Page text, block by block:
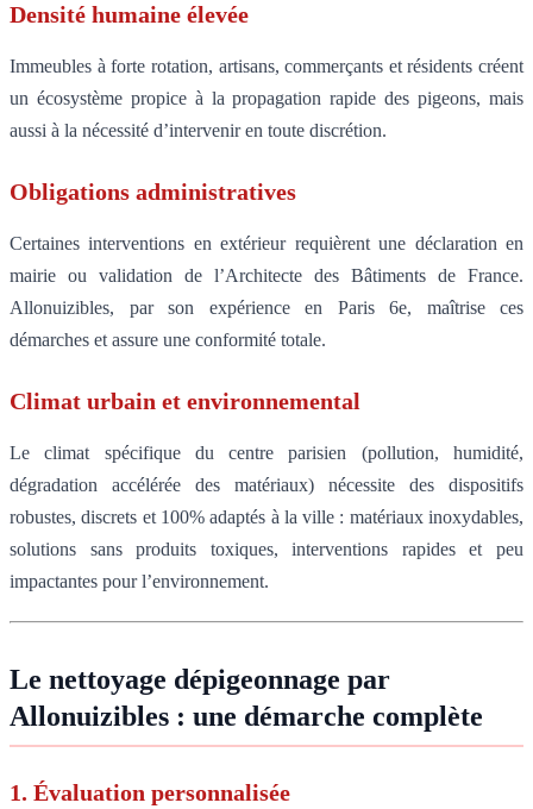
Densité humaine élevée
Immeubles à forte rotation, artisans, commerçants et résidents créent
un écosystème propice à la propagation rapide des pigeons, mais
aussi à la nécessité d’intervenir en toute discrétion.
Obligations administratives
Certaines interventions en extérieur requièrent une déclaration en
mairie ou validation de l’Architecte des Bâtiments de France.
Allonuizibles, par son expérience en Paris 6e, maîtrise ces
démarches et assure une conformité totale.
Climat urbain et environnemental
Le climat spécifique du centre parisien (pollution, humidité,
dégradation accélérée des matériaux) nécessite des dispositifs
robustes, discrets et 100% adaptés à la ville : matériaux inoxydables,
solutions sans produits toxiques, interventions rapides et peu
impactantes pour l’environnement.
Le nettoyage dépigeonnage par
Allonuizibles : une démarche complète
1. Évaluation personnalisée